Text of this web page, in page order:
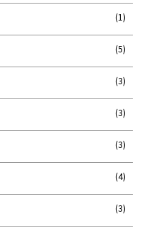
(1)
(5)
(3)
(3)
(3)
(4)
(3)